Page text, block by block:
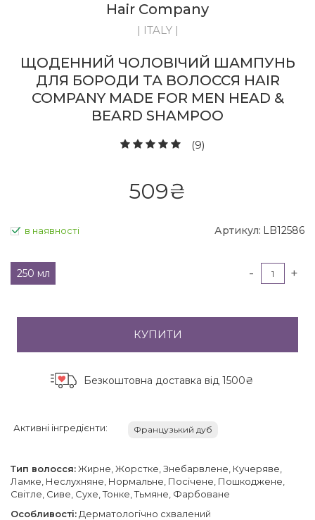
Hair Company
| ITALY |
ЩОДЕННИЙ ЧОЛОВІЧИЙ ШАМПУНЬ
ДЛЯ БОРОДИ ТА ВОЛОССЯ HAIR
COMPANY MADE FOR MEN HEAD &
BEARD SHAMPOO
(9)
509₴
в наявності Артикул: LB12586
250 мл - +
КУПИТИ
Безкоштовна доставка від 1500₴
Активні інгредієнти: Французький дуб
Тип волосся:Жирне, Жорстке, Знебарвлене, Кучеряве,
Ламке, Неслухняне, Нормальне, Посічене, Пошкоджене,
Світле, Сиве, Сухе, Тонке, Тьмяне, Фарбоване
Особливості: Дерматологічно схвалений